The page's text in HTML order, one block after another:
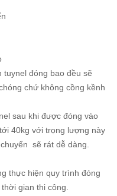
đóng bao đều sẽ
chứ không cồng kềnh
sau khi được đóng vào
40kg với trọng lượng này
sẽ rát dễ dàng.
thực hiện quy trình đóng
gian thi công.